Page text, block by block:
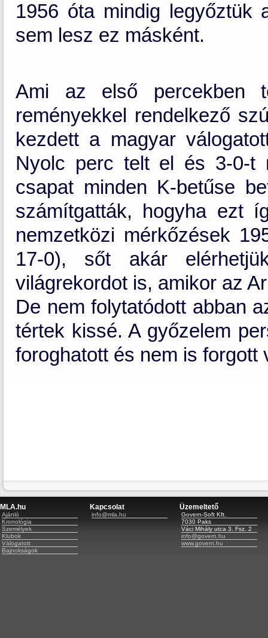
1956 óta mindig legyőztük
sem lesz ez másként.
Ami az első percekben
reményekkel rendelkező
kezdett a magyar
Nyolc perc telt el és 3-0-t
csapat minden K-betűse
számítgatták, hogyha ezt
nemzetközi mérkőzések
17-0), sőt akár
világrekordot is, amikor az
De nem folytatódott abban
tértek kissé. A győzelem
foroghatott és nem is forgott
MLA.hu
Ajánló
Kronológia
Személyek
Klubok
Válogatott
Bajnokságok
Kapcsolat
info@mla.hu
Üzemeltető
Govern-Soft Kft.
7030 Paks
Váci Mihály utca 3. Fsz. 2
info@govern.hu
www.govern.hu